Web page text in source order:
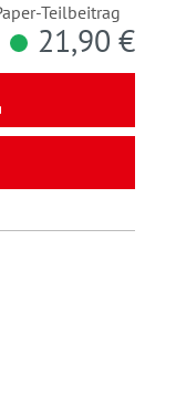
Teilbeitrag
21,90 €